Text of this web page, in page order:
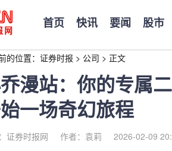
首页 快讯 要闻 股市
的位置： 证券时报 > 公司 > 正文
漫站：你的专属
一场奇幻旅程
证券时报网 作者：袁莉 2026-02-09